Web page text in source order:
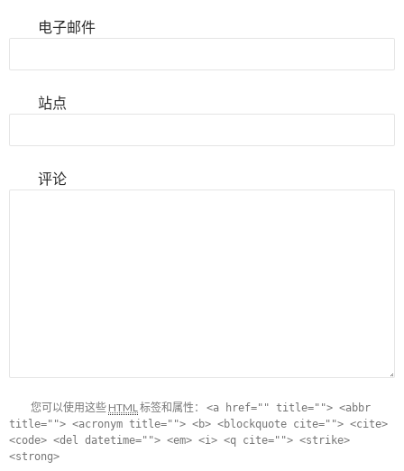
电子邮件
站点
评论
您可以使用这些 HTML标签和属性： <a href="" title=""> <abbr
title=""> <acronym title=""> <b> <blockquote cite=""> <cite>
<code> <del datetime=""> <em> <i> <q cite=""> <strike>
<strong>